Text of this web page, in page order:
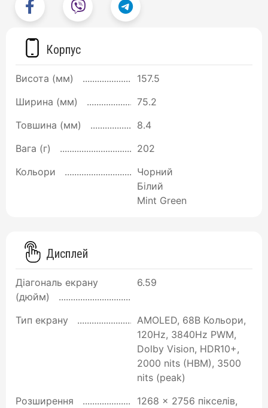
Корпус
Висота (мм)
157.5
Ширина (мм)
75.2
Товшина (мм)
8.4
Вага (г)
202
Кольори
Чорний
Білий
Mint Green
Дисплей
Діагональ екрану
(дюйм)
6.59
Тип екрану
AMOLED, 68B Кольори,
120Hz, 3840Hz PWM,
Dolby Vision, HDR10+,
2000 nits (HBM), 3500
nits (peak)
Розширення
1268 x 2756 пікселів,